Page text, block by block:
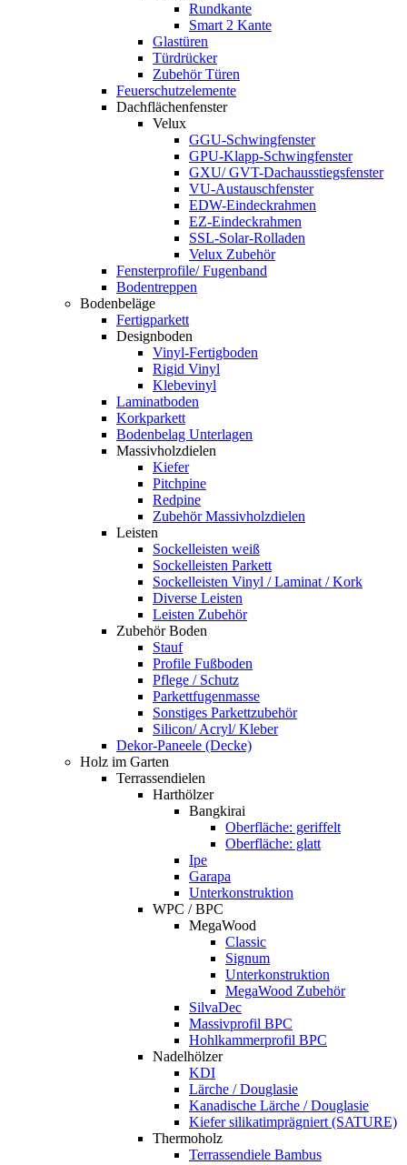
Rundkante
Smart 2 Kante
Glastüren
Türdrücker
Zubehör Türen
Feuerschutzelemente
Dachflächenfenster
Velux
GGU-Schwingfenster
GPU-Klapp-Schwingfenster
GXU/ GVT-Dachausstiegsfenster
VU-Austauschfenster
EDW-Eindeckrahmen
EZ-Eindeckrahmen
SSL-Solar-Rolladen
Velux Zubehör
Fensterprofile/ Fugenband
Bodentreppen
Bodenbeläge
Fertigparkett
Designboden
Vinyl-Fertigboden
Rigid Vinyl
Klebevinyl
Laminatboden
Korkparkett
Bodenbelag Unterlagen
Massivholzdielen
Kiefer
Pitchpine
Redpine
Zubehör Massivholzdielen
Leisten
Sockelleisten weiß
Sockelleisten Parkett
Sockelleisten Vinyl / Laminat / Kork
Diverse Leisten
Leisten Zubehör
Zubehör Boden
Stauf
Profile Fußboden
Pflege / Schutz
Parkettfugenmasse
Sonstiges Parkettzubehör
Silicon/ Acryl/ Kleber
Dekor-Paneele (Decke)
Holz im Garten
Terrassendielen
Harthölzer
Bangkirai
Oberfläche: geriffelt
Oberfläche: glatt
Ipe
Garapa
Unterkonstruktion
WPC / BPC
MegaWood
Classic
Signum
Unterkonstruktion
MegaWood Zubehör
SilvaDec
Massivprofil BPC
Hohlkammerprofil BPC
Nadelhölzer
KDI
Lärche / Douglasie
Kanadische Lärche / Douglasie
Kiefer silikatimprägniert (SATURE)
Thermoholz
Terrassendiele Bambus